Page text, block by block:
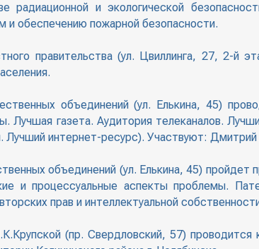
радиационной и экологической
и обеспечению пожарной безопасности.
правительства (ул. Цвиллинга, 27, 2-й
объединений (ул. Елькина, 45)
Лучшая газета. Аудитория телеканалов.
Лучший интернет-ресурс). Участвуют:
объединений (ул. Елькина, 45) пройдет
и процессуальные аспекты проблемы.
прав и интеллектуальной
(пр. Свердловский, 57) проводится